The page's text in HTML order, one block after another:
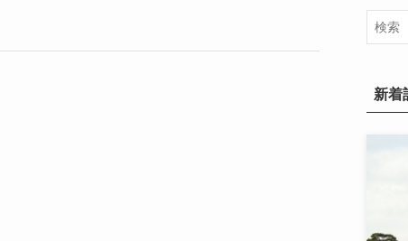
新着